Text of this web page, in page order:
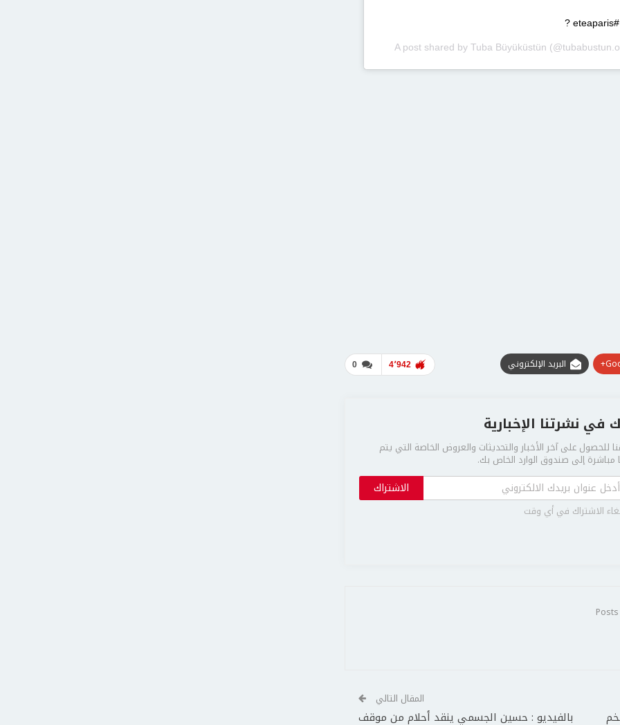
#eteaparis ?
A post shared by Tuba Büyüküstün
0 4٬942 البريد الإلكتروني
في نشرتنا الإخبارية
للحصول على آخر الأخبار والتحديثات والعروض الخاصة التي يتم
إلى صندوق الوارد الخاص بك.
الاشتراك
الاشتراك في أي وقت
المقال التالي
بالفيديو : حسين الجسمي ينقد أحلام من موقف